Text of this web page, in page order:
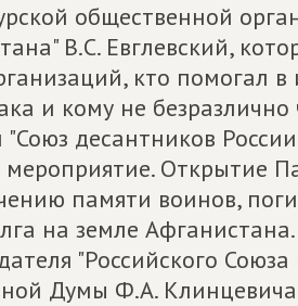
общественной
В.С. Евглевский,
кто помогал в
и кому не безразлично
десантников
Открытие
памяти воинов,
на земле
"Российского Союза
Думы Ф.А.